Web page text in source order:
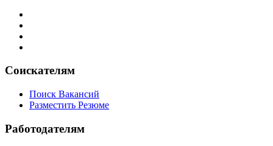
Соискателям
Поиск Вакансий
Разместить Резюме
Работодателям